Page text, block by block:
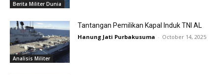
Berita Militer Dunia
Analisis Militer
Tantangan Pemilikan Kapal Induk TNI AL
Hanung Jati Purbakusuma - October 14, 2025